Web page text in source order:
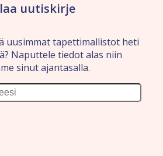
uutiskirje
uusimmat tapettimallistot heti
Naputtele tiedot alas niin
sinut ajantasalla.